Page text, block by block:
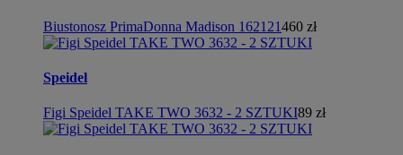
Biustonosz PrimaDonna Madison 162121460 zł
Speidel
Figi Speidel TAKE TWO 3632 - 2 SZTUKI89 zł